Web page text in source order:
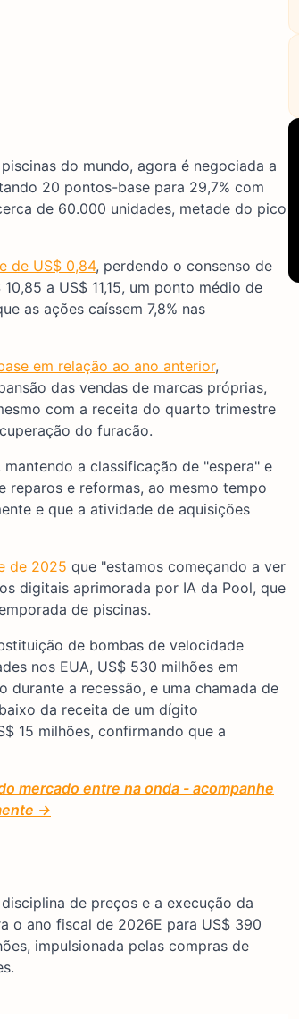
do mundo, agora é negociada a
20 pontos-base para 29,7% com
de 60.000 unidades, metade do pico
de US$ 0,84, perdendo o consenso de
a US$ 11,15, um ponto médio de
as ações caíssem 7,8% nas
em relação ao ano anterior,
das vendas de marcas próprias,
com a receita do quarto trimestre
do furacão.
a classificação de "espera" e
e reformas, ao mesmo tempo
e que a atividade de aquisições
de 2025 que "estamos começando a ver
digitais aprimorada por IA da Pool, que
de piscinas.
de bombas de velocidade
nos EUA, US$ 530 milhões em
durante a recessão, e uma chamada de
da receita de um dígito
15 milhões, confirmando que a
mercado entre na onda - acompanhe
→
de preços e a execução da
o ano fiscal de 2026E para US$ 390
impulsionada pelas compras de